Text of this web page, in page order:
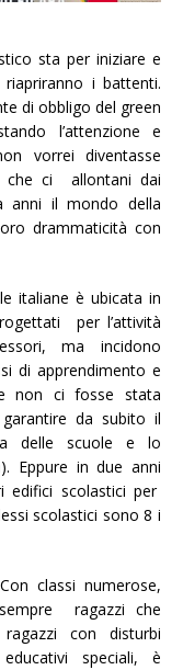
sta per iniziare e
i battenti.
di obbligo del green
l’attenzione e
vorrei diventasse
che ci allontani dai
anni il mondo della
drammaticità con
italiane è ubicata in
per l’attività
ma incidono
di apprendimento e
non ci fosse stata
da subito il
delle scuole e lo
Eppure in due anni
scolastici per
scolastici sono 8 i
classi numerose,
ragazzi che
con disturbi
speciali, è